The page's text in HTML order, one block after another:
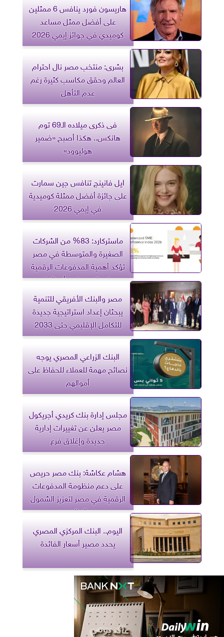
هاريسون فورد ينافس 6 ممثلين
على أفضل ممثل مساعد
كوميدي في جوائز إيمي 2026
بشرى: منتخب مصر نال احترام
العالم وحقق مكاسب كثيرة رغم
عدم التأهل
فى ذكرى ميلاده الـ69 توم
هانكس.. هكذا أصبح «ضمير
هوليوود»
ايل فانينج تنافس جين سمارت
على جائزة أفضل ممثلة كوميدية
في إيمي 2026
ماستركارد: 83% من الشركات
الصغيرة والمتوسطة في مصر
تؤكد أهمية المدفوعات الرقمية
في تسريع نمو أعمالها
مصر والبنك الأفريقي للتنمية
يبحثان إعداد استراتيجية جديدة
للتكامل الإقليمي حتى 2033
البنك الزراعي المصري يوجه
نصائح مهمة للعملاء للحفاظ على
أموالهم
مجلس إدارة بنك كريدي أجريكول
مصر يعلن عن تغييرات إدارية
جديدة وإغلاق فرع
هشام عكاشة: بنك مصر حريص
على دعم منظومة المدفوعات
الرقمية في مصر لتعزيز الشمول
المالي
اليوم.. البنك المركزي المصري
يحدد مصير أسعار الفائدة